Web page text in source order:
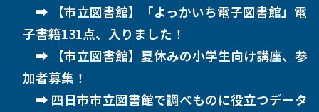
【市立図書館】「よっかいち電子図書館」電
子書籍131点、入りました！
【市立図書館】夏休みの小学生向け講座、参
加者募集！
四日市市立図書館で調べものに役立つデータ